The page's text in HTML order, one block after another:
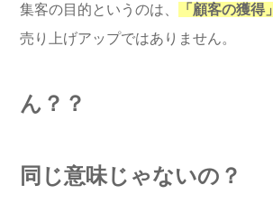
集客の目的というのは、 「顧客の獲得」
売り上げアップではありません。
ん？？
同じ意味じゃないの？